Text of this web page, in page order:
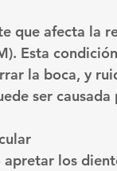
que afecta la
Esta
la boca, y
ser causada
los